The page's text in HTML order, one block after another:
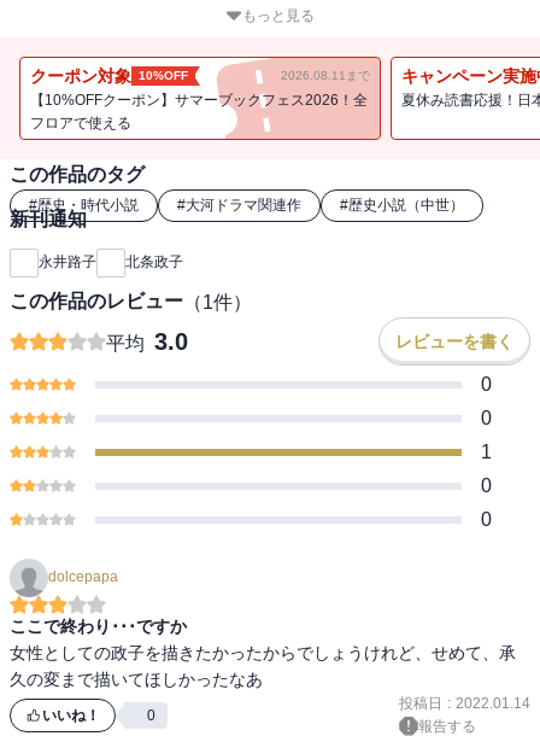
直木賞作家、永井路子が描く王朝貴族の野望と葛藤。
藤原道長亡き後、王朝社会を操る黒幕となった息子藤原能信。
皇子誕生を巡る貴族たちの思惑と歴史に翻弄される人々がたどる数
奇な運命。
『この世をば』に続く平安朝の物語を直木賞作家、永井路子が彩り
豊かに描く。
【著者プロフィール】
大正14年東京生まれ。東京女子大学国文科卒業後小学館に入社し、
『女学生の友』『マドモアゼル』の編集者を務める。
小学館時代から歴史小説を執筆し始め、昭和39年『炎環』で直木賞
を受賞。その他にも吉川英治文学賞を受賞した『雲と風と』等多く
の素晴らしい作品を世に送り出している。
男性的目線になりがちな歴史人物や歴史事件を解きほぐし、その陰
になりがちな女性にも焦点をあて、歴史上の人物、出来事を鮮やか
価されている。
また、直木賞受賞作品である『炎環』、『北条政子』などは、NHK
元就の妻』『元就、そして女たち』などは、同じくNHK大河ドラマ
『毛利元就』（1997年）の原作としても知られている。
もっと見る
クーポン対象 10%OFF 2026.08.11まで
【10%OFFクーポン】サマーブックフェス2026！全
フロアで使える
キャンペーン実施
夏休み読書応援！日
この作品のタグ
#歴史・時代小説 #大河ドラマ関連作 #歴史小説（中世）
新刊通知
永井路子 北条政子
この作品のレビュー （1件）
平均 3.0 レビューを書く
0
0
1
0
0
dolcepapa
ここで終わり･･･ですか
女性としての政子を描きたかったからでしょうけれど、せめて、承
久の変まで描いてほしかったなあ
いいね！ 0
投稿日 : 2022.01.14
報告する